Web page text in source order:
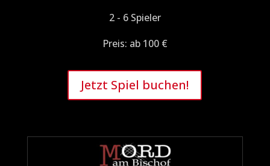
2 - 6 Spieler
Preis: ab 100 €
Jetzt Spiel buchen!